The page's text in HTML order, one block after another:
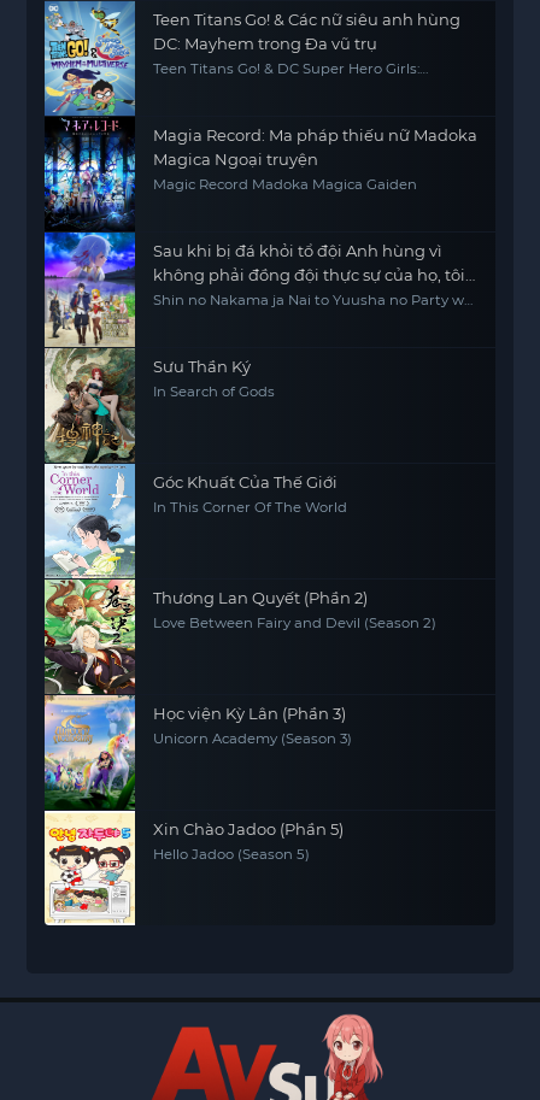
Teen Titans Go! & Các nữ siêu anh hùng
DC: Mayhem trong Đa vũ trụ
Teen Titans Go! & DC Super Hero Girls:
Magia Record: Ma pháp thiếu nữ Madoka
Magica Ngoại truyện
Magic Record Madoka Magica Gaiden
Sau khi bị đá khỏi tổ đội Anh hùng vì
không phải đồng đội thực sự của họ, tôi
quyết định sẽ sống chậm lại ở nơi biên ải
Shin no Nakama ja Nai to Yuusha no Party wo
Countryside
Sưu Thần Ký
In Search of Gods
Góc Khuất Của Thế Giới
In This Corner Of The World
Thương Lan Quyết (Phần 2)
Love Between Fairy and Devil (Season 2)
Học viện Kỳ Lân (Phần 3)
Unicorn Academy (Season 3)
Xin Chào Jadoo (Phần 5)
Hello Jadoo (Season 5)